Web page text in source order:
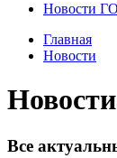
Новости
Главная
Новости
Новости
Все